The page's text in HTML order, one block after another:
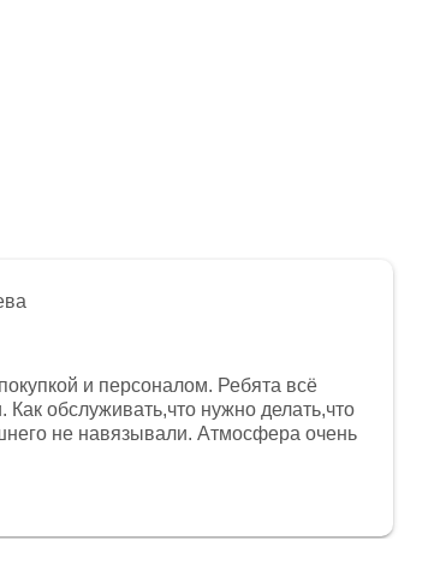
и персоналом. Ребята всё
Как обслуживать,что нужно делать,что
не навязывали. Атмосфера очень
за клиентоориентированность и